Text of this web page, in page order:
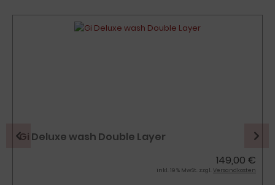
Gi Deluxe wash Double Layer
149,00 €
inkl. 19 % MwSt. zzgl. Versandkosten